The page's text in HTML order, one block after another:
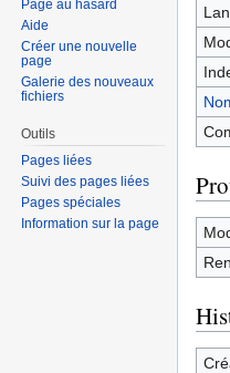
Page au hasard
Aide
Créer une nouvelle
page
Galerie des nouveaux
fichiers
Outils
Pages liées
Suivi des pages liées
Pages spéciales
Information sur la page